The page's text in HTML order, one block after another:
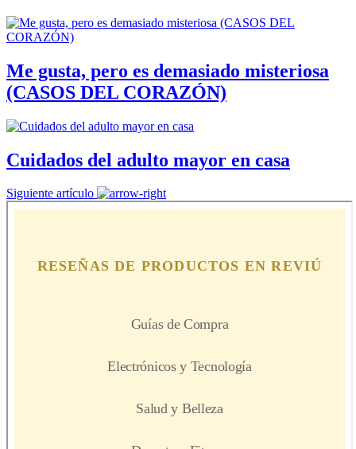
Me gusta, pero es demasiado misteriosa
(CASOS DEL CORAZÓN)
Cuidados del adulto mayor en casa
Siguiente artículo